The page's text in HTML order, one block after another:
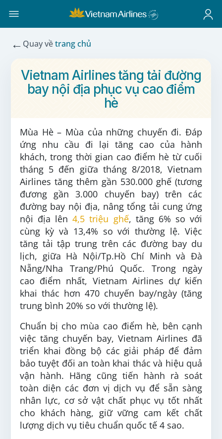
← Quay vềtrang chủ
Vietnam Airlines tăng tải đường
bay nội địa phục vụ cao điểm
hè
Mùa Hè – Mùa của những chuyến đi. Đáp
ứng nhu cầu đi lại tăng cao của hành
khách, trong thời gian cao điểm hè từ cuối
tháng 5 đến giữa tháng 8/2018, Vietnam
Airlines tăng thêm gần 530.000 ghế (tương
đương gần 3.000 chuyến bay) trên các
đường bay nội địa, nâng tổng tải cung ứng
nội địa lên4,5 triệu ghế, tăng 6% so với
cùng kỳ và 13,4% so với thường lệ. Việc
tăng tải tập trung trên các đường bay du
lịch, giữa Hà Nội/Tp.Hồ Chí Minh và Đà
Nẵng/Nha Trang/Phú Quốc. Trong ngày
cao điểm nhất, Vietnam Airlines dự kiến
khai thác hơn 470 chuyến bay/ngày (tăng
trung bình 20% so với thường lệ).
Chuẩn bị cho mùa cao điểm hè, bên cạnh
việc tăng chuyến bay, Vietnam Airlines đã
triển khai đồng bộ các giải pháp để đảm
bảo tuyệt đối an toàn khai thác và hiệu quả
vận hành. Hãng cũng tiến hành rà soát
toàn diện các đơn vị dịch vụ để sẵn sàng
nhân lực, cơ sở vật chất phục vụ tốt nhất
cho khách hàng, giữ vững cam kết chất
lượng dịch vụ tiêu chuẩn quốc tế 4 sao.